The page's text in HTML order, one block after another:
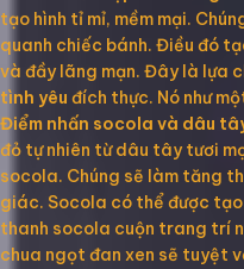
tạo hình tỉ mỉ, mềm mại.
quanh chiếc bánh. Điều đó
và đầy lãng mạn. Đây là lựa
tình yêu đích thực. Nó như
Điểm nhấn socola và dâu
đỏ tự nhiên từ dâu tây tươi
socola. Chúng sẽ làm tăng
giác. Socola có thể được
thanh socola cuộn trang trí
chua ngọt đan xen sẽ tuyệt